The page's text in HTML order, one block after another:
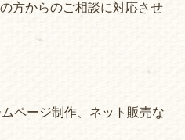
方からのご相談に対応させ
ページ制作、ネット販売な